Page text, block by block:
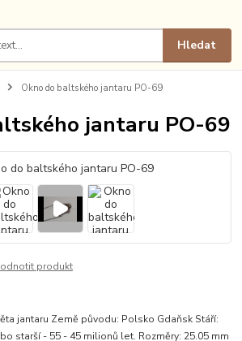
Hledat
Okno do baltského jantaru PO-69
jantaru PO-69
produkt
jantaru Země původu: Polsko Gdaňsk Stáří:
starší - 55 - 45 milionů let. Rozměry: 25.05 mm